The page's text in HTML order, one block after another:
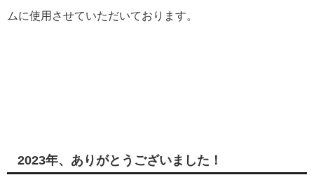
ムに使用させていただいております。
2023年、ありがとうございました！